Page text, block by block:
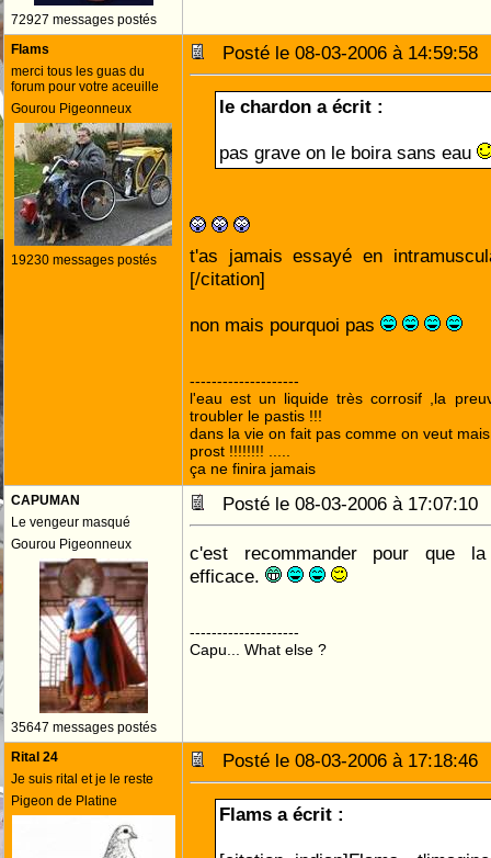
72927 messages postés
Flams
merci tous les guas du
forum pour votre aceuille
Gourou Pigeonneux
19230 messages postés
Posté le 08-03-2006 à
le chardon a écrit :
pas grave on le boira sans eau
t'as jamais essayé en
[/citation]
non mais pourquoi pas
--------------------
l'eau est un liquide très corrosif ,la
troubler le pastis !!!
dans la vie on fait pas comme on veut
prost !!!!!!!! .....
ça ne finira jamais
CAPUMAN
Le vengeur masqué
Gourou Pigeonneux
35647 messages postés
Posté le 08-03-2006 à
c'est recommander pour que
efficace.
--------------------
Capu... What else ?
Rital 24
Je suis rital et je le reste
Pigeon de Platine
Posté le 08-03-2006 à
Flams a écrit :